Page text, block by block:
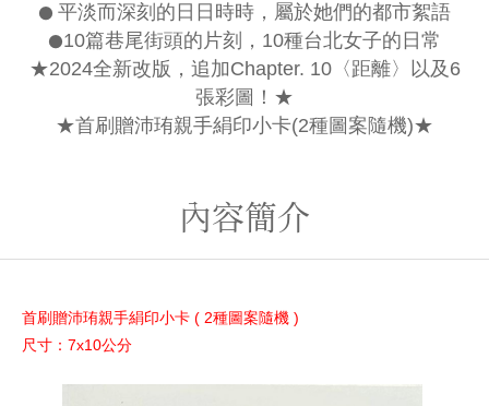
● 平淡而深刻的日日時時，屬於她們的都市絮語
●10篇巷尾街頭的片刻，10種台北女子的日常
★2024全新改版，追加Chapter. 10〈距離〉以及6
張彩圖！★
★首刷贈沛珛親手絹印小卡(2種圖案隨機)★
內容簡介
首刷贈沛珛親手絹印小卡 ( 2種圖案隨機 )
尺寸：7x10公分